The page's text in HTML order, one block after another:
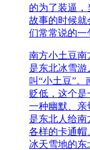
的为了装逼
故事的时候就
们常常说的一
南方小土豆南
是东北冰雪游
叫“小土豆”
贬低，这个
一种幽默、亲
是东北人给
各样的卡通帽
冰天雪地的东